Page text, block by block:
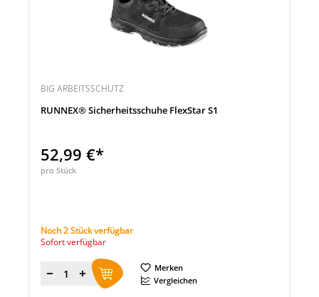
BIG ARBEITSSCHUTZ
RUNNEX® Sicherheitsschuhe FlexStar S1
52,99 €*
pro Stück
Noch 2 Stück verfügbar
Sofort verfügbar
Menge
Merken
Vergleichen